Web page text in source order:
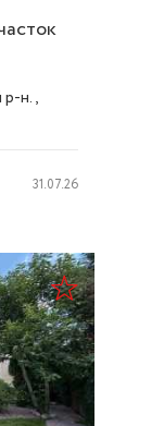
р-н.,
31.07.26